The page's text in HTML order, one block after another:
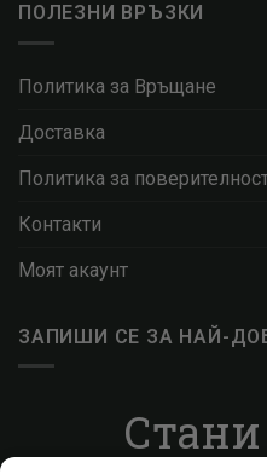
ПОЛЕЗНИ ВРЪЗКИ
Политика за Връщане
Доставка
Политика за
Контакти
Моят акаунт
ЗАПИШИ СЕ ЗА НАЙ-
Стани